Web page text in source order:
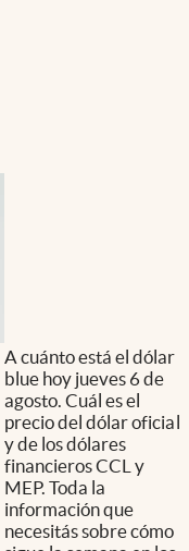
A cuánto está el dólar
blue hoy jueves 6 de
agosto. Cuál es el
precio del dólar oficial
y de los dólares
financieros CCL y
MEP. Toda la
información que
necesitás sobre cómo